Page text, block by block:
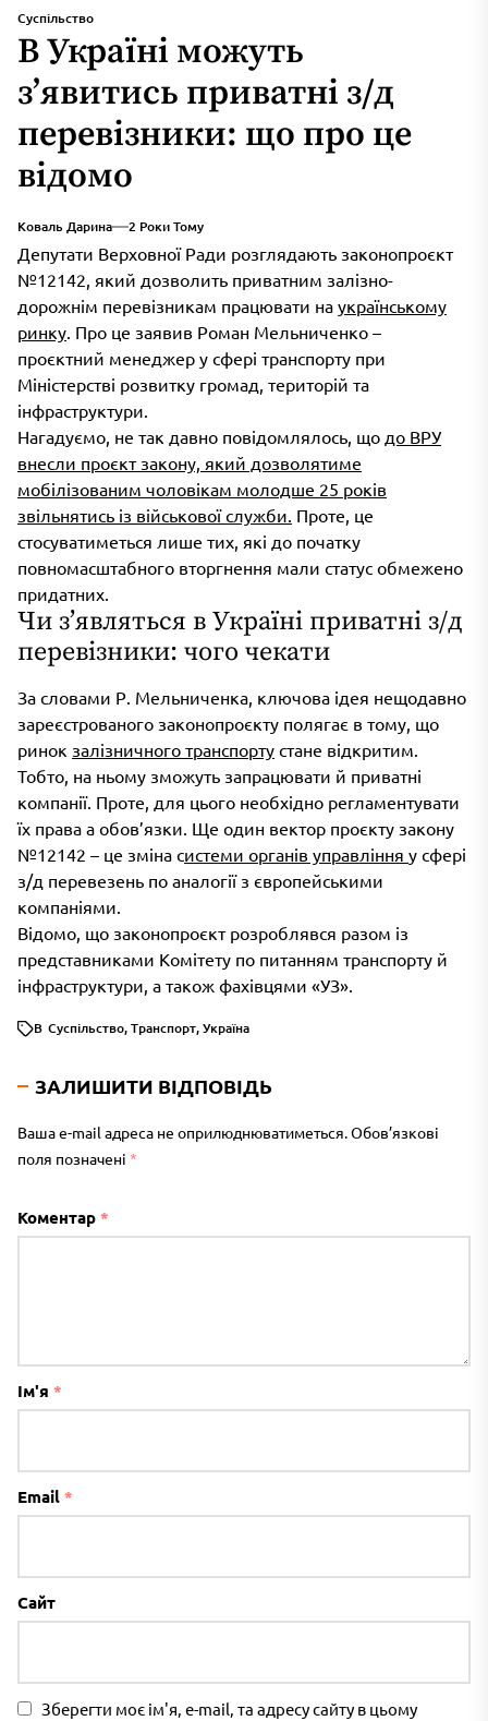
Суспільство
В Україні можуть
з’явитись приватні з/д
перевізники: що про це
відомо
Коваль Дарина 2 Роки Тому
Депутати Верховної Ради розглядають законопроєкт
№12142, який дозволить приватним залізно-
дорожнім перевізникам працювати на українському
ринку. Про це заявив Роман Мельниченко –
проєктний менеджер у сфері транспорту при
Міністерстві розвитку громад, територій та
інфраструктури.
Нагадуємо, не так давно повідомлялось, що до ВРУ
внесли проєкт закону, який дозволятиме
мобілізованим чоловікам молодше 25 років
звільнятись із військової служби. Проте, це
стосуватиметься лише тих, які до початку
повномасштабного вторгнення мали статус обмежено
придатних.
Чи з’являться в Україні приватні з/д
перевізники: чого чекати
За словами Р. Мельниченка, ключова ідея нещодавно
зареєстрованого законопроєкту полягає в тому, що
ринок залізничного транспорту стане відкритим.
Тобто, на ньому зможуть запрацювати й приватні
компанії. Проте, для цього необхідно регламентувати
їх права а обов’язки. Ще один вектор проєкту закону
№12142 – це зміна системи органів управління у сфері
з/д перевезень по аналогії з європейськими
компаніями.
Відомо, що законопроєкт розроблявся разом із
представниками Комітету по питанням транспорту й
інфраструктури, а також фахівцями «УЗ».
В Суспільство,Транспорт,Україна
ЗАЛИШИТИ ВІДПОВІДЬ
Ваша e-mail адреса не оприлюднюватиметься.Обов’язкові
поля позначені *
Коментар *
Ім'я *
Email *
Сайт
Зберегти моє ім'я, e-mail, та адресу сайту в цьому